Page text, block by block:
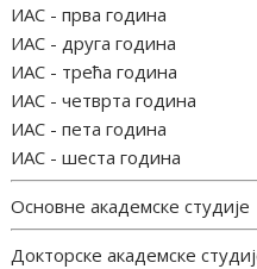
ИАС - прва година
ИАС - друга година
ИАС - трећа година
ИАС - четврта година
ИАС - пета година
ИАС - шеста година
Основне академске студије
Докторске академске